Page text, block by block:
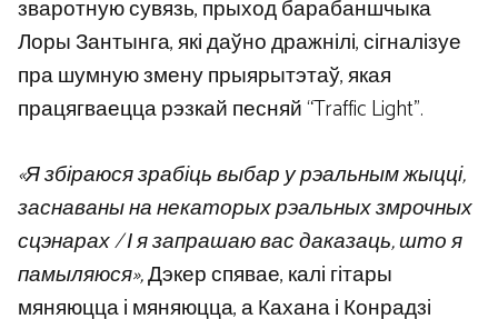
зваротную сувязь, прыход барабаншчыка
Лоры Зантынга, які даўно дражнілі, сігналізуе
пра шумную змену прыярытэтаў, якая
працягваецца рэзкай песняй “Traffic Light”.
«Я збіраюся зрабіць выбар у рэальным жыцці,
заснаваны на некаторых рэальных змрочных
сцэнарах / І я запрашаю вас даказаць, што я
памыляюся»,Дэкер спявае, калі гітары
мяняюцца і мяняюцца, а Кахана і Конрадзі